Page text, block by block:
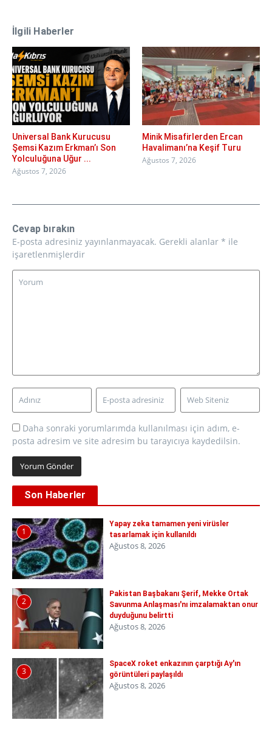
İlgili Haberler
Universal Bank Kurucusu
Şemsi Kazım Erkman’ı Son
Yolculuğuna Uğur ...
Ağustos 7, 2026
Minik Misafirlerden Ercan
Havalimanı’na Keşif Turu
Ağustos 7, 2026
Cevap bırakın
E-posta adresiniz yayınlanmayacak. Gerekli alanlar * ile
işaretlenmişlerdir
Daha sonraki yorumlarımda kullanılması için adım, e-
posta adresim ve site adresim bu tarayıcıya kaydedilsin.
Son Haberler
1
Yapay zeka tamamen yeni virüsler
tasarlamak için kullanıldı
Ağustos 8, 2026
2
Pakistan Başbakanı Şerif, Mekke Ortak
Savunma Anlaşması'nı imzalamaktan onur
duyduğunu belirtti
Ağustos 8, 2026
3
SpaceX roket enkazının çarptığı Ay'ın
görüntüleri paylaşıldı
Ağustos 8, 2026